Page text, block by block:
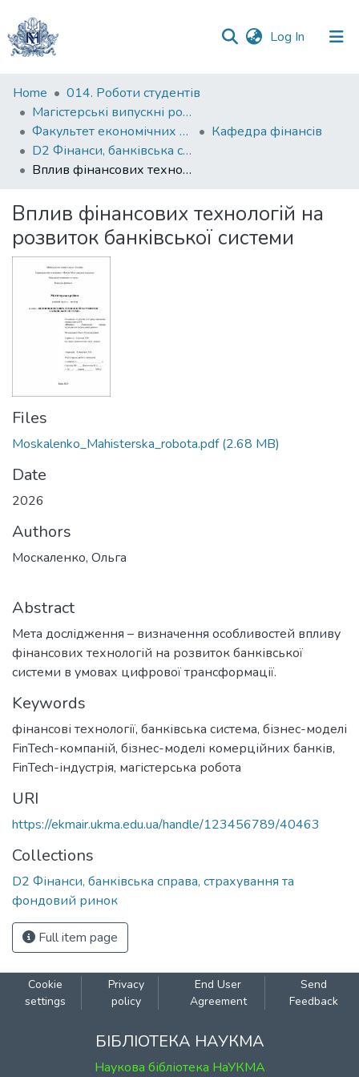
Log In (current)
Communities
&
Collections
All of DSpace
Statistics
Home
014. Роботи студентів
Магістерські випускні роботи
Факультет економічних наук
Кафедра фінансів
D2 Фінанси, банківська справа, страхування та фондовий ринок
Вплив фінансових технологій на розвиток банківської системи
Вплив фінансових технологій на
розвиток банківської системи
Files
Moskalenko_Mahisterska_robota.pdf(2.68 MB)
Date
2026
Authors
Москаленко, Ольга
Abstract
Мета дослідження – визначення особливостей впливу
фінансових технологій на розвиток банківської
системи в умовах цифрової трансформації.
Keywords
фінансові технології, банківська система, бізнес-моделі
FinTech-компаній, бізнес-моделі комерційних банків,
FinTech-індустрія, магістерська робота
URI
https://ekmair.ukma.edu.ua/handle/123456789/40463
Collections
D2 Фінанси, банківська справа, страхування та
фондовий ринок
Full item page
Cookie
settings
Privacy
policy
End User
Agreement
Send
Feedback
БІБЛІОТЕКА НАУКМА
Наукова бібліотека НаУКМА